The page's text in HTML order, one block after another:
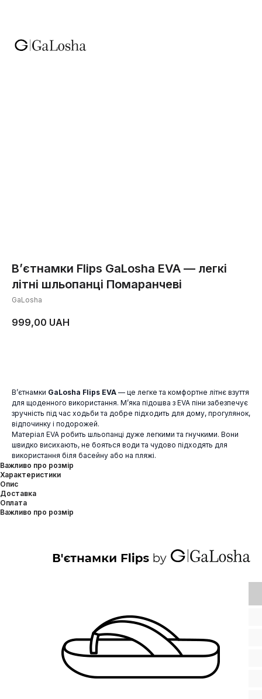
В’єтнамки Flips GaLosha EVA — легкі
літні шльопанці Помаранчеві
GaLosha
999,00 UAH
В’єтнамки GaLosha Flips EVA — це легке та комфортне літнє взуття
для щоденного використання. М’яка підошва з EVA піни забезпечує
зручність під час ходьби та добре підходить для дому, прогулянок,
відпочинку і подорожей.
Матеріал EVA робить шльопанці дуже легкими та гнучкими. Вони
швидко висихають, не бояться води та чудово підходять для
використання біля басейну або на пляжі.
Важливо про розмір
Характеристики
Опис
Доставка
Оплата
Важливо про розмір